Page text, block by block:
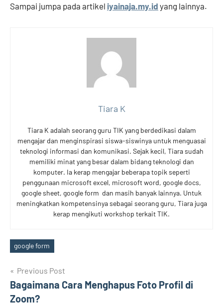
Sampai jumpa pada artikel iyainaja.my.id yang lainnya.
Tiara K
Tiara K adalah seorang guru TIK yang berdedikasi dalam
mengajar dan menginspirasi siswa-siswinya untuk menguasai
teknologi informasi dan komunikasi. Sejak kecil, Tiara sudah
memiliki minat yang besar dalam bidang teknologi dan
komputer. Ia kerap mengajar beberapa topik seperti
penggunaan microsoft excel, microsoft word, google docs,
google sheet, google form dan masih banyak lainnya. Untuk
meningkatkan kompetensinya sebagai seorang guru, Tiara juga
kerap mengikuti workshop terkait TIK.
Tags
google form
Post
navigation
Previous Post
Bagaimana Cara Menghapus Foto Profil di
Zoom?